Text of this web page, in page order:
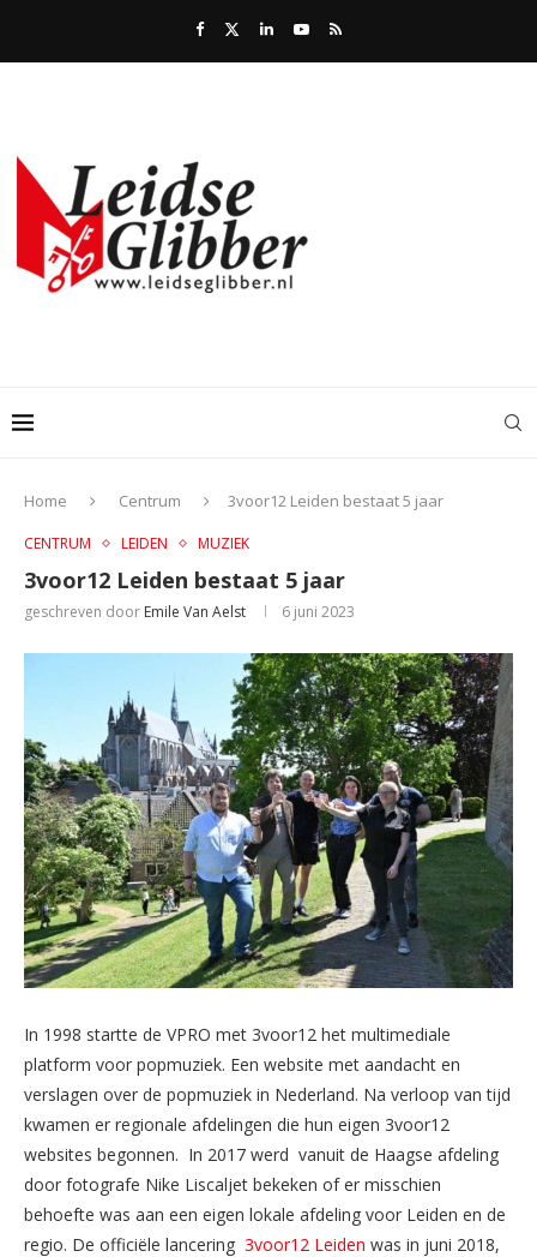
Home Centrum 3voor12 Leiden bestaat 5 jaar
CENTRUM LEIDEN MUZIEK
3voor12 Leiden bestaat 5 jaar
geschreven door Emile Van Aelst 6 juni 2023
In 1998 startte de VPRO met 3voor12 het multimediale
platform voor popmuziek. Een website met aandacht en
verslagen over de popmuziek in Nederland. Na verloop van tijd
kwamen er regionale afdelingen die hun eigen 3voor12
websites begonnen. In 2017 werd vanuit de Haagse afdeling
door fotografe Nike Liscaljet bekeken of er misschien
behoefte was aan een eigen lokale afdeling voor Leiden en de
regio. De officiële lancering 3voor12 Leiden was in juni 2018,